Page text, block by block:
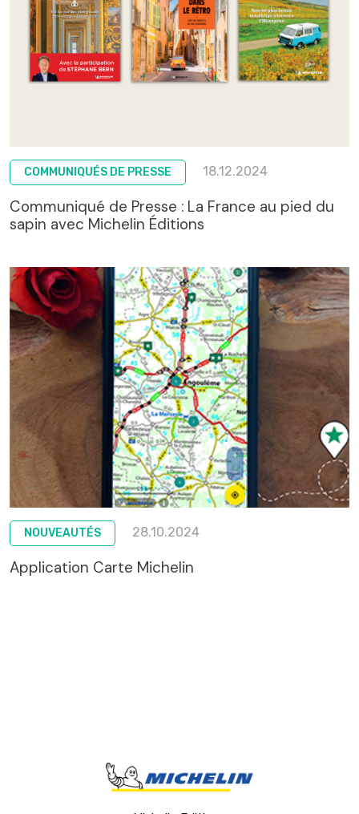
COMMUNIQUÉS DE PRESSE 18.12.2024
Communiqué de Presse : La France au pied du
sapin avec Michelin Éditions
NOUVEAUTÉS 28.10.2024
Application Carte Michelin